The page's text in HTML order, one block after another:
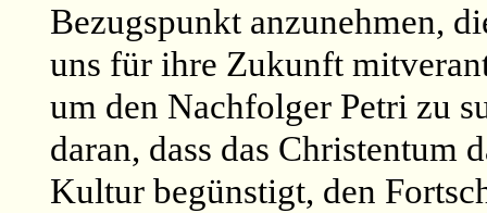
Bezugspunkt anzunehmen,
uns für ihre Zukunft
um den Nachfolger Petri zu
daran, dass das Christentum
Kultur begünstigt, den